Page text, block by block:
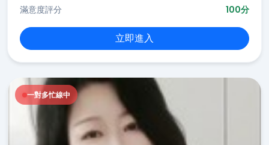
滿意度評分
100分
立即進入
一對多忙線中